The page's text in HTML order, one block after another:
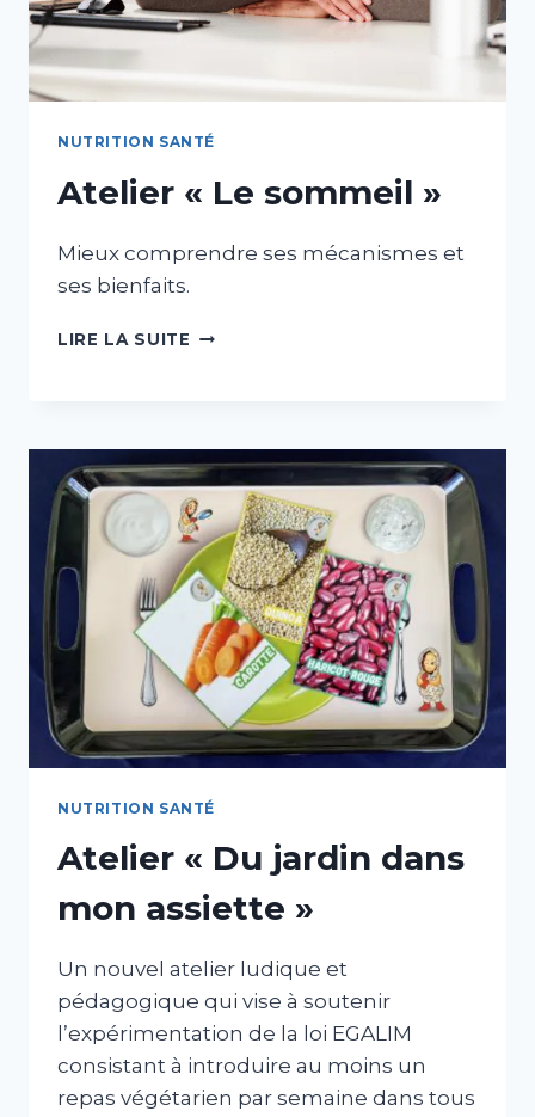
NUTRITION SANTÉ
Atelier « Le sommeil »
Mieux comprendre ses mécanismes et
ses bienfaits.
LIRE LA SUITE ATELIER
NUTRITION SANTÉ
Atelier « Du jardin dans
mon assiette »
Un nouvel atelier ludique et
pédagogique qui vise à soutenir
l’expérimentation de la loi EGALIM
consistant à introduire au moins un
repas végétarien par semaine dans tous